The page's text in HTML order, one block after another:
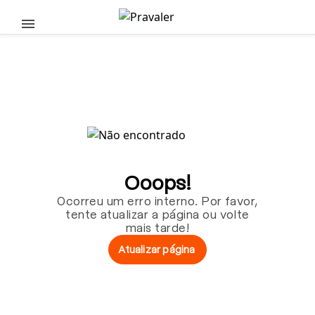
Pular para o conteúdo principal
Ooops!
Ocorreu um erro interno. Por favor,
tente atualizar a página ou volte
mais tarde!
Atualizar página